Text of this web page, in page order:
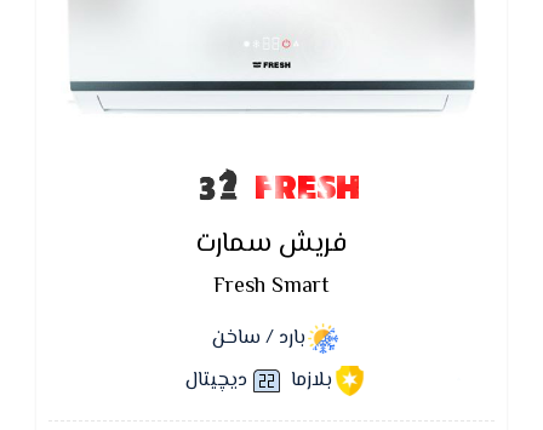
FRESH
فريش سمارت
Fresh Smart
بارد / ساخن
بلازما
ديچيتال